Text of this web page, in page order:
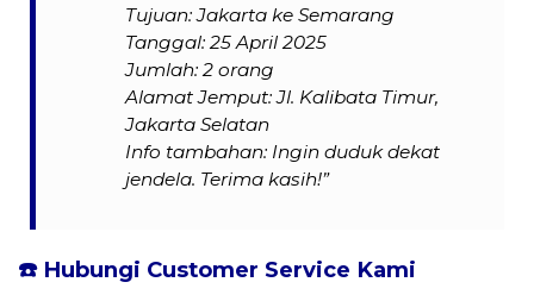
Tujuan: Jakarta ke Semarang
Tanggal: 25 April 2025
Jumlah: 2 orang
Alamat Jemput: Jl. Kalibata Timur,
Jakarta Selatan
Info tambahan: Ingin duduk dekat
jendela. Terima kasih!”
☎️ Hubungi Customer Service Kami